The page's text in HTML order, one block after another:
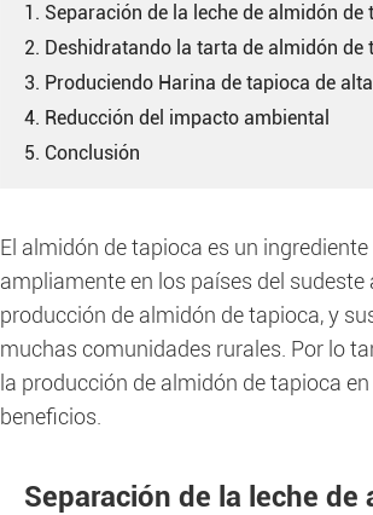
1. Separación de la leche de almidón de
2. Deshidratando la tarta de almidón de
3. Produciendo Harina de tapioca de
4. Reducción del impacto ambiental
5. Conclusión
El almidón de tapioca es un
ampliamente en los países del
producción de almidón de tapioca, y
muchas comunidades rurales. Por lo
la producción de almidón de tapioca
beneficios.
Separación de la leche